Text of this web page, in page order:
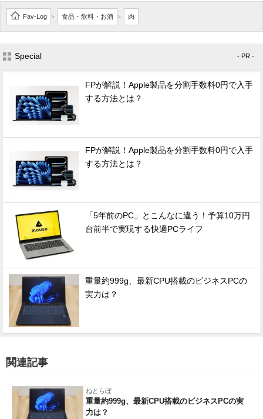
Fav-Log > 食品・飲料・お酒 > 肉
Special - PR -
FPが解説！Apple製品を分割手数料0円で入手
する方法とは？
FPが解説！Apple製品を分割手数料0円で入手
する方法とは？
「5年前のPC」とこんなに違う！予算10万円
台前半で実現する快適PCライフ
重量約999g、最新CPU搭載のビジネスPCの
実力は？
関連記事
ねとらぼ
重量約999g、最新CPU搭載のビジネスPCの実
力は？